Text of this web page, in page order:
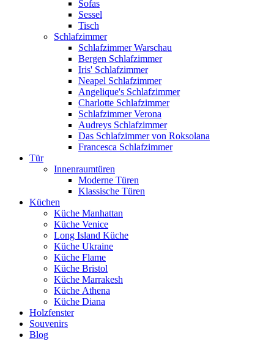
Sofas
Sessel
Tisch
Schlafzimmer
Schlafzimmer Warschau
Bergen Schlafzimmer
Iris' Schlafzimmer
Neapel Schlafzimmer
Angelique's Schlafzimmer
Charlotte Schlafzimmer
Schlafzimmer Verona
Audreys Schlafzimmer
Das Schlafzimmer von Roksolana
Francesca Schlafzimmer
Tür
Innenraumtüren
Moderne Türen
Klassische Türen
Küchen
Küche Manhattan
Küche Venice
Long Island Küche
Küche Ukraine
Küche Flame
Küche Bristol
Küche Marrakesh
Küche Athena
Küche Diana
Holzfenster
Souvenirs
Blog